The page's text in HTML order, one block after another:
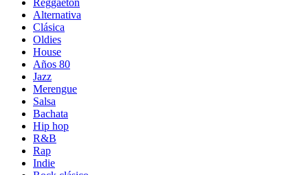
Reggaetón
Alternativa
Clásica
Oldies
House
Años 80
Jazz
Merengue
Salsa
Bachata
Hip hop
R&B
Rap
Indie